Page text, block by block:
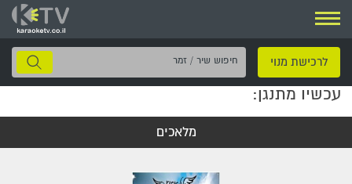
ניווט
לרכישת מנוי
חיפוש
שיר
עכשיו מתנגן:
מלאכים